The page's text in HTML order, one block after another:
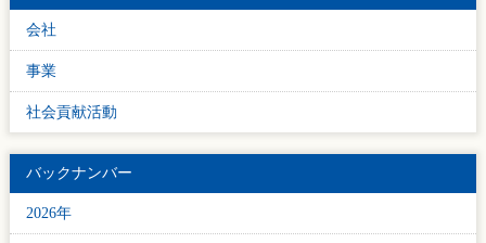
会社
事業
社会貢献活動
バックナンバー
2026年